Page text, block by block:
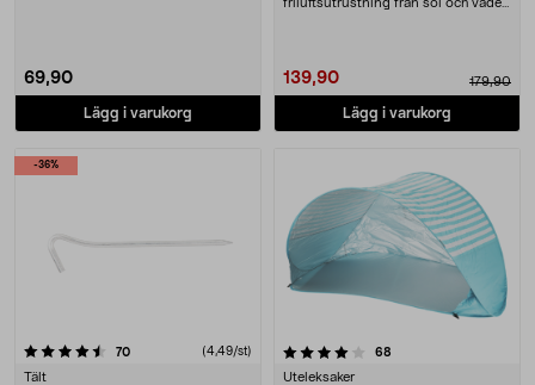
69,90
Lägg i varukorg
friluftsutrustning från sol och väder.
139,90 179,90
Lägg i varukorg
-36%
70recensioner (4,49/st)
Tält
4.0 av 5 stjärnor 68
Uteleksaker